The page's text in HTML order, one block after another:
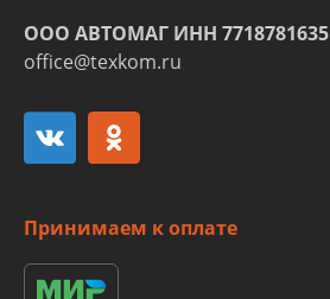
ООО АВТОМАГ ИНН 7718781635
office@texkom.ru
Принимаем к оплате